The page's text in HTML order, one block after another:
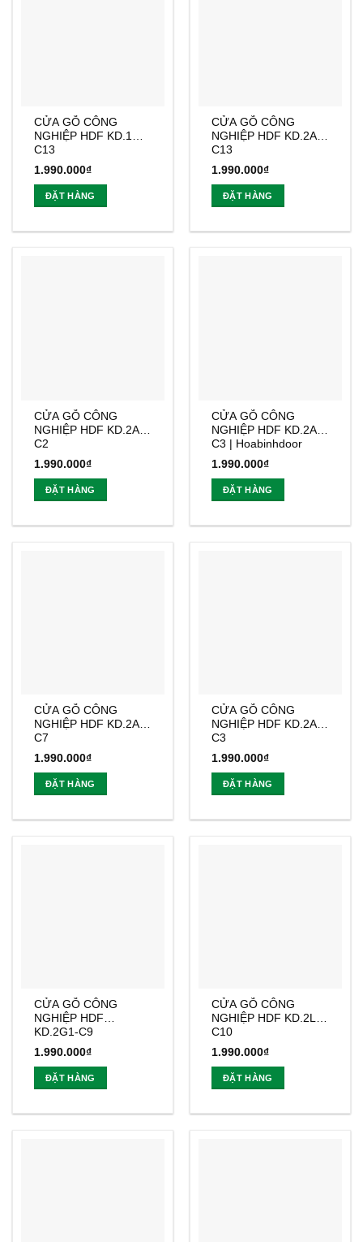
CỬA GỖ CÔNG
NGHIỆP HDF KD.1G-
C13
1.990.000₫
ĐẶT HÀNG
CỬA GỖ CÔNG
NGHIỆP HDF KD.2A-
C13
1.990.000₫
ĐẶT HÀNG
CỬA GỖ CÔNG
NGHIỆP HDF KD.2A-
C2
1.990.000₫
ĐẶT HÀNG
CỬA GỖ CÔNG
NGHIỆP HDF KD.2A-
C3 | Hoabinhdoor
1.990.000₫
ĐẶT HÀNG
CỬA GỖ CÔNG
NGHIỆP HDF KD.2A-
C7
1.990.000₫
ĐẶT HÀNG
CỬA GỖ CÔNG
NGHIỆP HDF KD.2A1-
C3
1.990.000₫
ĐẶT HÀNG
CỬA GỖ CÔNG
NGHIỆP HDF
KD.2G1-C9
1.990.000₫
ĐẶT HÀNG
CỬA GỖ CÔNG
NGHIỆP HDF KD.2L-
C10
1.990.000₫
ĐẶT HÀNG